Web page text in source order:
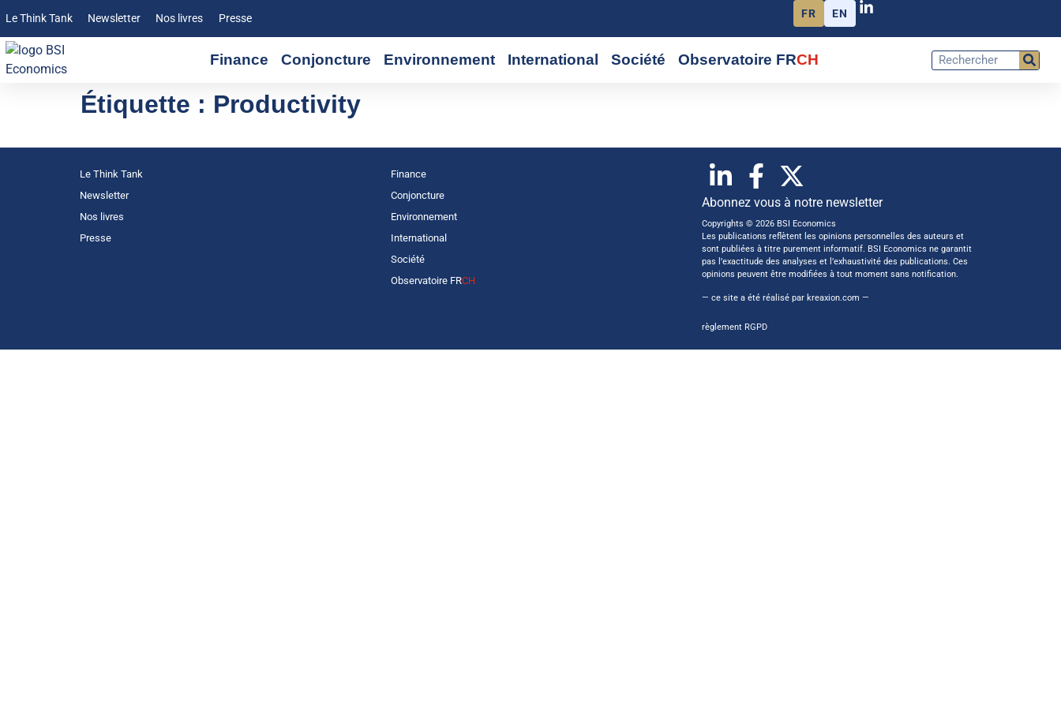
Le Think Tank Newsletter Nos livres Presse FR EN
Finance Conjoncture Environnement International Société Observatoire FRCH
Étiquette : Productivity
Le Think Tank
Newsletter
Nos livres
Presse
Finance
Conjoncture
Environnement
International
Société
Observatoire FRCH
Abonnez vous à notre newsletter
Copyrights © 2026 BSI Economics
Les publications reflètent les opinions personnelles des auteurs et
sont publiées à titre purement informatif. BSI Economics ne garantit
pas l’exactitude des analyses et l’exhaustivité des publications. Ces
opinions peuvent être modifiées à tout moment sans notification.
— ce site a été réalisé par kreaxion.com —
règlement RGPD